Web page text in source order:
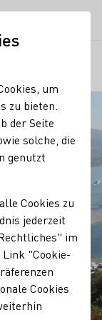
um
zu bieten.
der Seite
solche, die
genutzt
Cookies zu
jederzeit
im
Link "Cookie-
Cookies